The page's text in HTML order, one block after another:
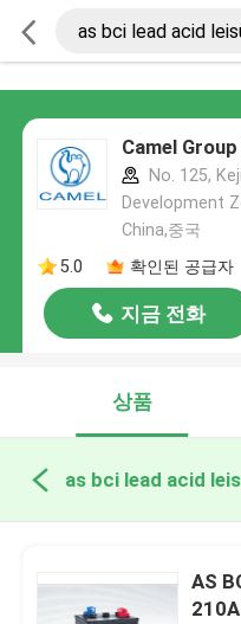
Camel
No. 125,
Development
China,중국
5.0
확인된 공급자
지금 전화
상품
as bci lead acid
AS